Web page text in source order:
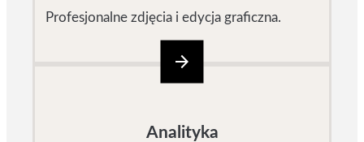
Profesjonalne zdjęcia i edycja graficzna.
arrow_forward
Analityka